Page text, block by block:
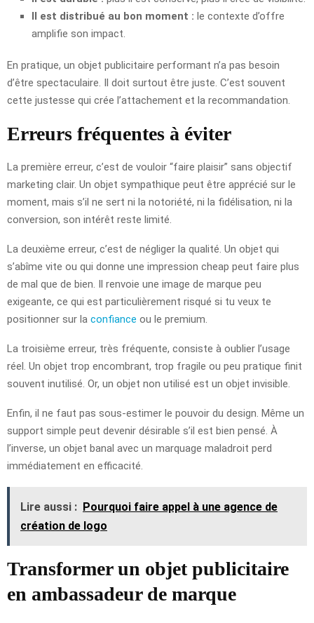
Il est distribué au bon moment : le contexte d’offre
amplifie son impact.
En pratique, un objet publicitaire performant n’a pas besoin
d’être spectaculaire. Il doit surtout être juste. C’est souvent
cette justesse qui crée l’attachement et la recommandation.
Erreurs fréquentes à éviter
La première erreur, c’est de vouloir “faire plaisir” sans objectif
marketing clair. Un objet sympathique peut être apprécié sur le
moment, mais s’il ne sert ni la notoriété, ni la fidélisation, ni la
conversion, son intérêt reste limité.
La deuxième erreur, c’est de négliger la qualité. Un objet qui
s’abîme vite ou qui donne une impression cheap peut faire plus
de mal que de bien. Il renvoie une image de marque peu
exigeante, ce qui est particulièrement risqué si tu veux te
positionner sur la confiance ou le premium.
La troisième erreur, très fréquente, consiste à oublier l’usage
réel. Un objet trop encombrant, trop fragile ou peu pratique finit
souvent inutilisé. Or, un objet non utilisé est un objet invisible.
Enfin, il ne faut pas sous-estimer le pouvoir du design. Même un
support simple peut devenir désirable s’il est bien pensé. À
l’inverse, un objet banal avec un marquage maladroit perd
immédiatement en efficacité.
Lire aussi : Pourquoi faire appel à une agence de
création de logo
Transformer un objet publicitaire
en ambassadeur de marque